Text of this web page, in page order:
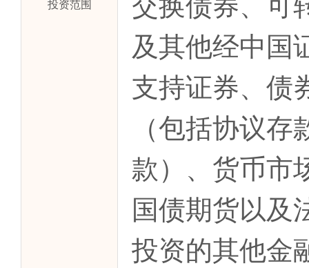
投资范围
及其他经中国
支持证券、债
（包括协议
款）、货币市
国债期货以及
投资的其他金